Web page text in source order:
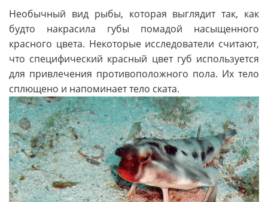
Необычный вид рыбы, которая выглядит так, как
будто накрасила губы помадой насыщенного
красного цвета. Некоторые исследователи считают,
что специфический красный цвет губ используется
для привлечения противоположного пола. Их тело
сплющено и напоминает тело ската.